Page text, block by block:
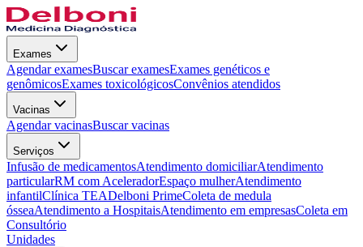
Exames
Agendar examesBuscar examesExames genéticos e
genômicosExames toxicológicosConvênios atendidos
Vacinas
Agendar vacinasBuscar vacinas
Serviços
Infusão de medicamentosAtendimento domiciliarAtendimento
particularRM com AceleradorEspaço mulherAtendimento
infantilClínica TEADelboni PrimeColeta de medula
ósseaAtendimento a HospitaisAtendimento em empresasColeta em
Consultório
Unidades